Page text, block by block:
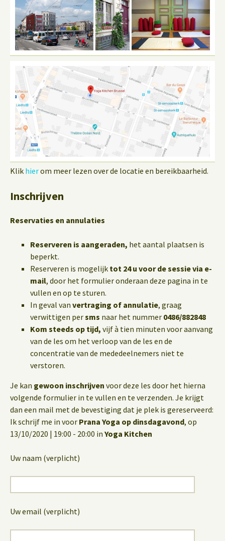
Klik hierom meer lezen over de locatie en bereikbaarheid.
Inschrijven
Reservaties en annulaties
Reserveren is aangeraden, het aantal plaatsen is
beperkt.
Reserveren is mogelijk tot 24 u voor de sessie via e-
mail, door het formulier onderaan deze pagina in te
vullen en op te sturen.
In geval van vertraging of annulatie, graag
verwittigen persms naar het nummer 0486/882848
Kom steeds op tijd, vijf à tien minuten voor aanvang
van de les om het verloop van de les en de
concentratie van de mededeelnemers niet te
verstoren.
Je kan gewoon inschrijven voor deze les door het hierna
volgende formulier in te vullen en te verzenden. Je krijgt
dan een mail met de bevestiging dat je plek is gereserveerd:
Ik schrijf me in voor Prana Yoga op dinsdagavond, op
13/10/2020 | 19:00 - 20:00 in Yoga Kitchen
Uw naam (verplicht)
Uw email (verplicht)